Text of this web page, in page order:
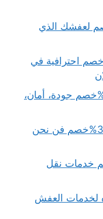
عفش بمكة بـ35%خصم لعفشك الذي
من مكة للطائف بـ35%خصم احترافية في
شركه نقل عفش بمكه بـ35%خصم جودة، أمان،
شركات نقل عفش جدة مرجان بـ30%خصم فن نحن
جدة بـ30%خصم خدمات نقل
جده لخدمات العفش